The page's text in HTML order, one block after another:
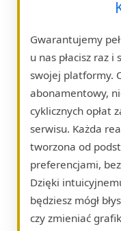
Gwarantujemy
u nas płacisz raz
swojej platformy.
abonamentowy,
cyklicznych opłat
serwisu. Każda
tworzona od
preferencjami,
Dzięki
będziesz mógł
czy zmieniać